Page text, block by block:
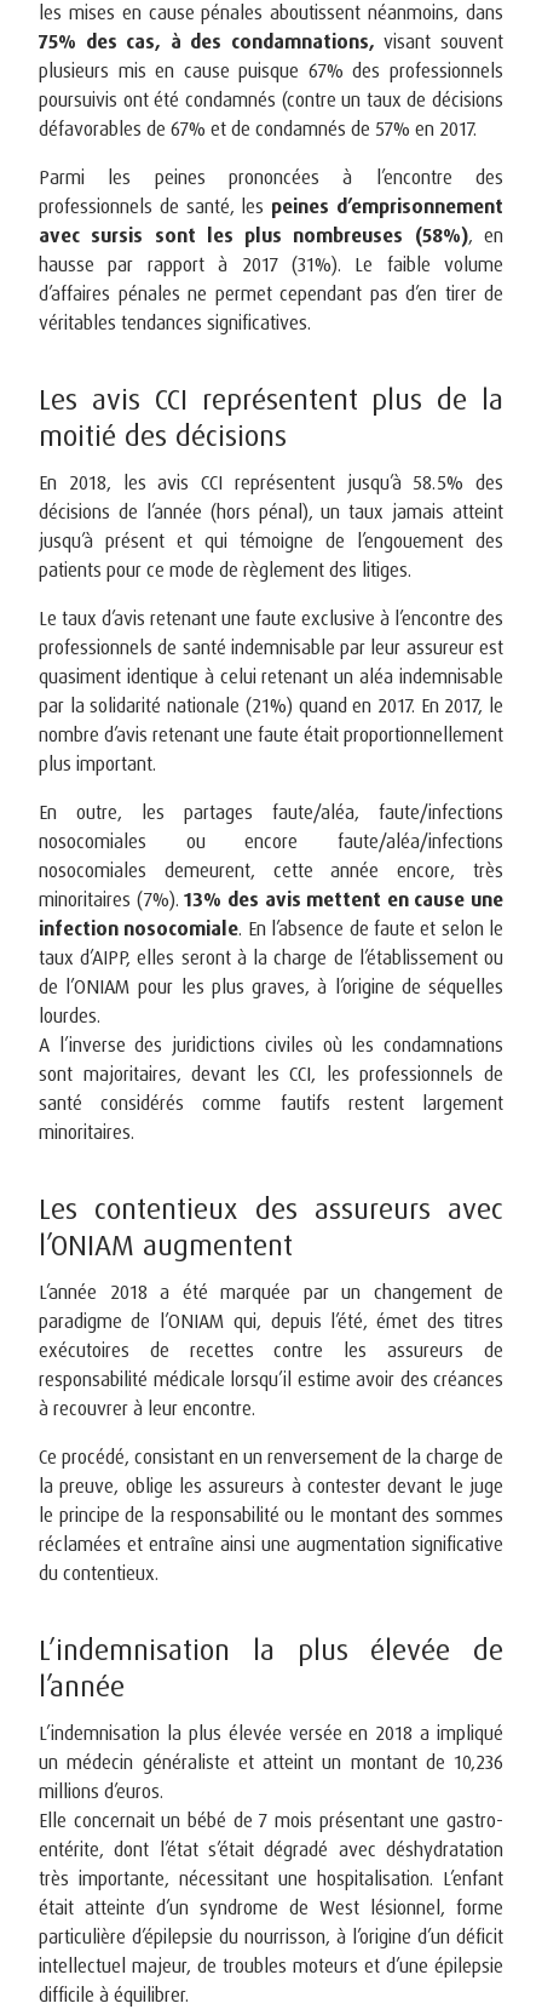
les mises en cause pénales aboutissent néanmoins, dans
75% des cas, à des condamnations, visant souvent
plusieurs mis en cause puisque 67% des professionnels
poursuivis ont été condamnés (contre un taux de décisions
défavorables de 67% et de condamnés de 57% en 2017.
Parmi les peines prononcées à l’encontre des
professionnels de santé, les peines d’emprisonnement
avec sursis sont les plus nombreuses (58%), en
hausse par rapport à 2017 (31%). Le faible volume
d’affaires pénales ne permet cependant pas d’en tirer de
véritables tendances significatives.
Les avis CCI représentent plus de la
moitié des décisions
En 2018, les avis CCI représentent jusqu’à 58.5% des
décisions de l’année (hors pénal), un taux jamais atteint
jusqu’à présent et qui témoigne de l’engouement des
patients pour ce mode de règlement des litiges.
Le taux d’avis retenant une faute exclusive à l’encontre des
professionnels de santé indemnisable par leur assureur est
quasiment identique à celui retenant un aléa indemnisable
par la solidarité nationale (21%) quand en 2017. En 2017, le
nombre d’avis retenant une faute était proportionnellement
plus important.
En outre, les partages faute/aléa, faute/infections
nosocomiales ou encore faute/aléa/infections
nosocomiales demeurent, cette année encore, très
minoritaires (7%).13% des avis mettent en cause une
infection nosocomiale. En l’absence de faute et selon le
taux d’AIPP, elles seront à la charge de l’établissement ou
de l’ONIAM pour les plus graves, à l’origine de séquelles
lourdes.
A l’inverse des juridictions civiles où les condamnations
sont majoritaires, devant les CCI, les professionnels de
santé considérés comme fautifs restent largement
minoritaires.
Les contentieux des assureurs avec
l’ONIAM augmentent
L’année 2018 a été marquée par un changement de
paradigme de l’ONIAM qui, depuis l’été, émet des titres
exécutoires de recettes contre les assureurs de
responsabilité médicale lorsqu’il estime avoir des créances
à recouvrer à leur encontre.
Ce procédé, consistant en un renversement de la charge de
la preuve, oblige les assureurs à contester devant le juge
le principe de la responsabilité ou le montant des sommes
réclamées et entraîne ainsi une augmentation significative
du contentieux.
L’indemnisation la plus élevée de
l’année
L’indemnisation la plus élevée versée en 2018 a impliqué
un médecin généraliste et atteint un montant de 10,236
millions d’euros.
Elle concernait un bébé de 7 mois présentant une gastro-
entérite, dont l’état s’était dégradé avec déshydratation
très importante, nécessitant une hospitalisation. L’enfant
était atteinte d’un syndrome de West lésionnel, forme
particulière d’épilepsie du nourrisson, à l’origine d’un déficit
intellectuel majeur, de troubles moteurs et d’une épilepsie
difficile à équilibrer.